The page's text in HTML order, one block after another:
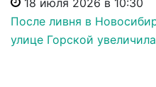
После ливня в
улице Горской